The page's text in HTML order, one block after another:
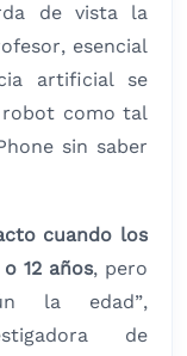
de vista la
esencial
artificial se
como tal
sin saber
cuando los
12 años, pero
la edad”,
de